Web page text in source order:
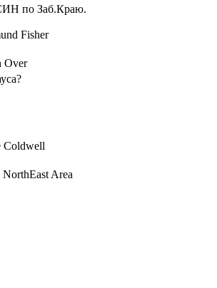
по Заб.Краю.
Fisher
Over
Coldwell
Area